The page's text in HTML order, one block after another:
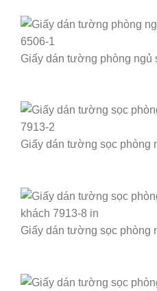
Giấy dán tường phòng ngủ
Giấy dán tường sọc phòng
Giấy dán tường sọc phòng